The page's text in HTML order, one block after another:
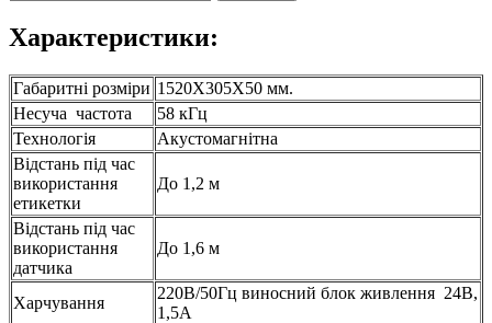
Характеристики:
Габаритні розміри 1520X305X50 мм.
Несуча частота
58 кГц
Технологія
Акустомагнітна
Відстань під час
використання
етикетки
До 1,2 м
Відстань під час
використання
датчика
До 1,6 м
Харчування
220В/50Гц виносний блок живлення 24В,
1,5А